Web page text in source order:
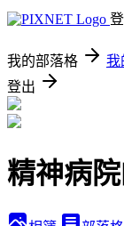
我的部落格 我
登出
精神病